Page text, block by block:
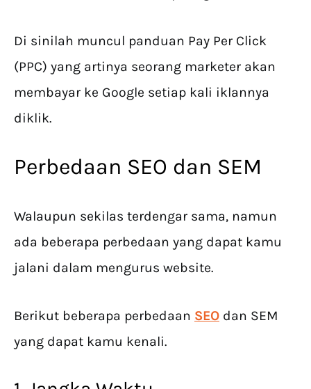
Di sinilah muncul panduan Pay Per Click
(PPC) yang artinya seorang marketer akan
membayar ke Google setiap kali iklannya
diklik.
Perbedaan SEO dan SEM
Walaupun sekilas terdengar sama, namun
ada beberapa perbedaan yang dapat kamu
jalani dalam mengurus website.
Berikut beberapa perbedaan SEO dan SEM
yang dapat kamu kenali.